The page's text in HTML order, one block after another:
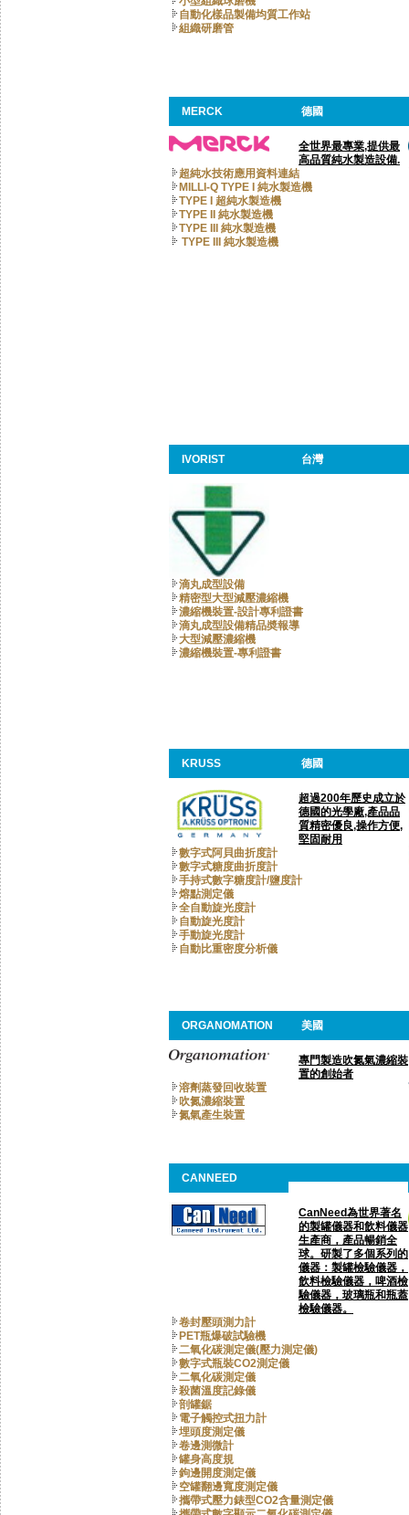
自動化樣品製備均質工作站
組織研磨管
MERCK 德國
全世界最專業,提供最
高品質純水製造設備.
超純水技術應用資料連結
MILLI-Q TYPE I 純水製造機
TYPE I 超純水製造機
TYPE II 純水製造機
TYPE III 純水製造機
TYPE III 純水製造機
IVORIST 台灣
滴丸成型設備
精密型大型減壓濃縮機
濃縮機裝置-設計專利證書
滴丸成型設備精品奬報導
大型減壓濃縮機
濃縮機裝置-專利證書
KRUSS 德國
超過200年歷史成立於
德國的光學廠,產品品
質精密優良,操作方便,
堅固耐用
數字式阿貝曲折度計
數字式糖度曲折度計
手持式數字糖度計/鹽度計
熔點測定儀
全自動旋光度計
自動旋光度計
手動旋光度計
自動比重密度分析儀
ORGANOMATION 美國
專門製造吹氮氣濃縮裝
置的創始者
溶劑蒸發回收裝置
吹氮濃縮裝置
氮氣產生裝置
CANNEED
CanNeed為世界著名
的製罐儀器和飲料儀器
生產商，產品暢銷全
球。研製了多個系列的
儀器：製罐檢驗儀器，
飲料檢驗儀器，啤酒檢
驗儀器，玻璃瓶和瓶蓋
檢驗儀器。
卷封壓頭測力計
PET瓶爆破試驗機
二氧化碳測定儀(壓力測定儀)
數字式瓶裝CO2測定儀
二氧化碳測定儀
殺菌溫度記錄儀
剖罐鋸
電子觸控式扭力計
埋頭度測定儀
卷邊測微計
罐身高度規
鉤邊開度測定儀
空罐翻邊寬度測定儀
攜帶式壓力錶型CO2含量測定儀